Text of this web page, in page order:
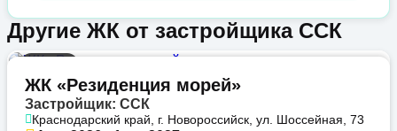
Другие ЖК от застройщика ССК
ЖК «Резиденция морей»
Застройщик: ССК
Краснодарский край, г. Новороссийск, ул. Шоссейная, 73